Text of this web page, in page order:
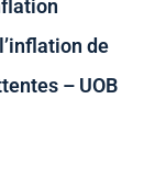
de
– UOB